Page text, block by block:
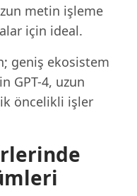
metin işleme
için ideal.
geniş ekosistem
GPT-4, uzun
öncelikli işler